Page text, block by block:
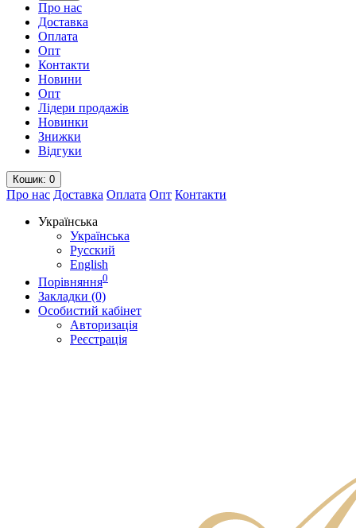
Про нас
Доставка
Оплата
Опт
Контакти
Новини
Опт
Лідери продажів
Новинки
Знижки
Відгуки
Кошик: 0
Про нас Доставка Оплата Опт Контакти
Українська
Українська
Русский
English
Порівняння0
Закладки (0)
Особистий кабінет
Авторизація
Реєстрація